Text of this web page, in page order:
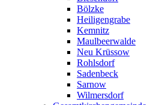
Bölzke
Heiligengrabe
Kemnitz
Maulbeerwalde
Neu Krüssow
Rohlsdorf
Sadenbeck
Sarnow
Wilmersdorf